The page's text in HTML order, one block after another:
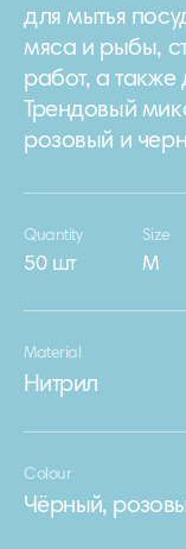
для мытья
мяса и рыбы,
работ, а
Трендовый
розовый и
Quantity
50 шт
Size
М
Material
Нитрил
Colour
Чёрный,